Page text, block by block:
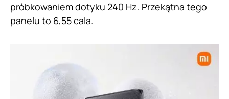
próbkowaniem dotyku 240 Hz. Przekątna tego
panelu to 6,55 cala.